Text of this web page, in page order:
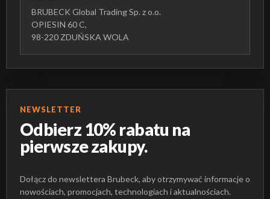
BRUBECK Global Trading Sp. z o.o.
OPIESIN 60 C,
98-220 ZDUŃSKA WOLA
NEWSLETTER
Odbierz 10% rabatu na
pierwsze zakupy.
Dołącz do newslettera Brubeck, aby otrzymywać informacje o
nowościach, promocjach, technologiach i aktualnościach.